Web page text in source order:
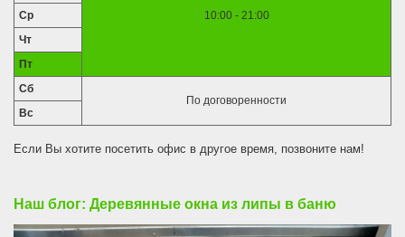
10:00 - 21:00
Ср
Чт
Пт
Сб
По договоренности
Вс
Если Вы хотите посетить офис в другое время, позвоните нам!
Наш блог: Деревянные окна из липы в баню